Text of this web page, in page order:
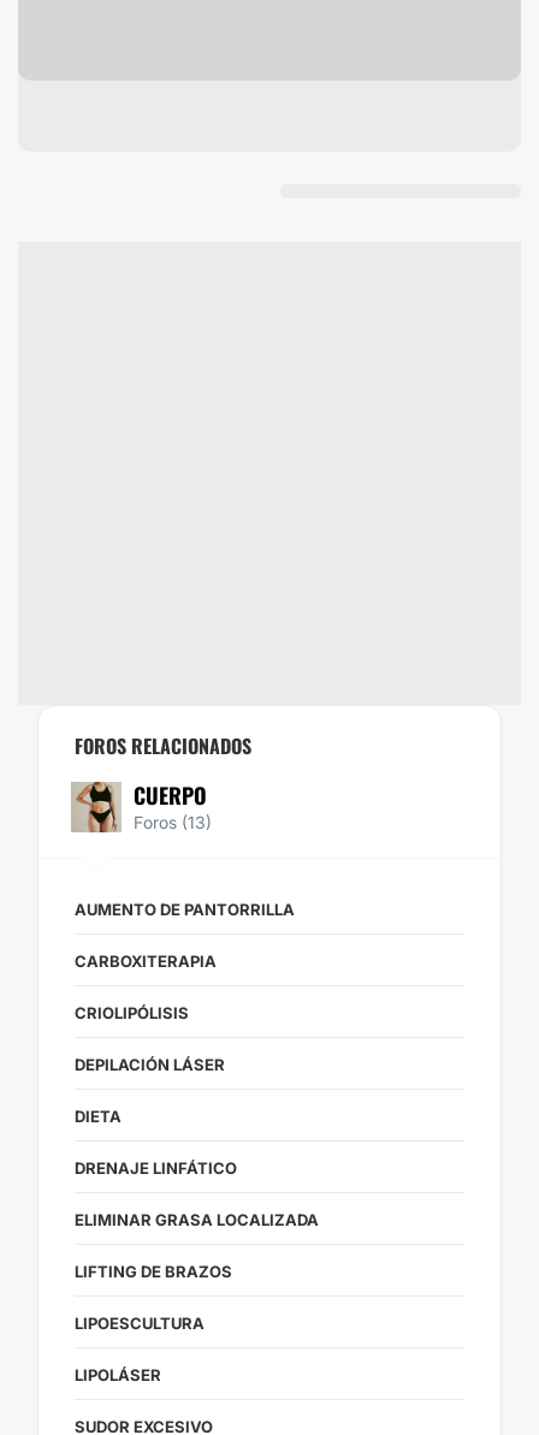
FOROS RELACIONADOS
CUERPO
Foros (13)
AUMENTO DE PANTORRILLA
CARBOXITERAPIA
CRIOLIPÓLISIS
DEPILACIÓN LÁSER
DIETA
DRENAJE LINFÁTICO
ELIMINAR GRASA LOCALIZADA
LIFTING DE BRAZOS
LIPOESCULTURA
LIPOLÁSER
SUDOR EXCESIVO